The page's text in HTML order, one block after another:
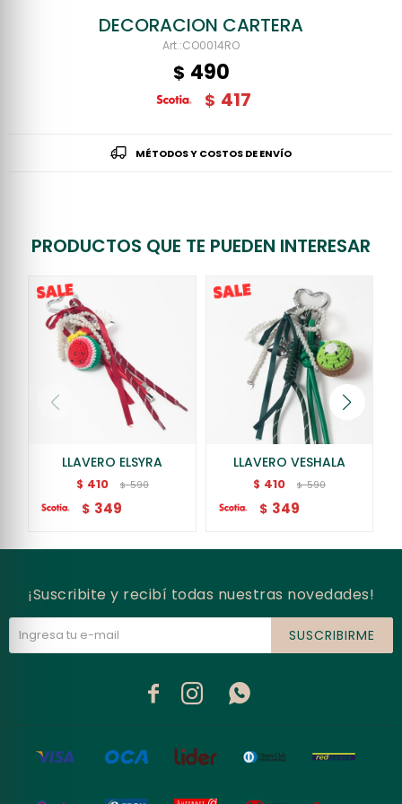
DECORACION CARTERA
CO0014RO
$ 490
$ 417
MÉTODOS Y COSTOS DE ENVÍO
PRODUCTOS QUE TE PUEDEN INTERESAR
LLAVERO ELSYRA
$ 410 $ 590
$ 349
LLAVERO VESHALA
$ 410 $ 590
$ 349
¡Suscribite y recibí todas nuestras novedades!
SUSCRIBIRME
  